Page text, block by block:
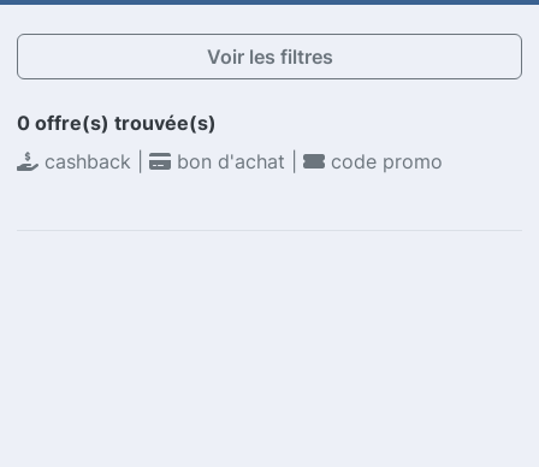
Voir les filtres
0 offre(s) trouvée(s)
cashback |
bon d'achat | code promo